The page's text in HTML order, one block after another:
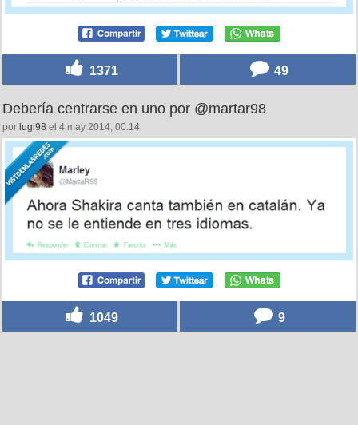
Debería centrarse en uno por @martar98
porlugi98el 4 may 2014, 00:14